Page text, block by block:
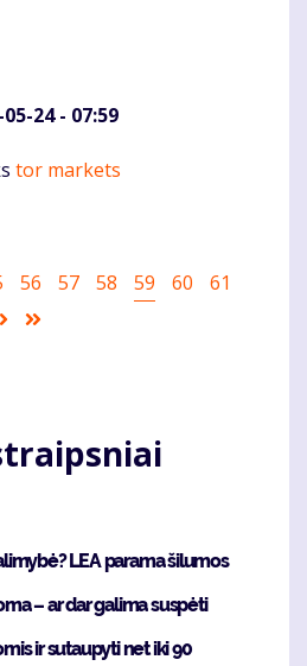
24 - 07:59
tor markets
Puslapis
56 Puslapis
57 Puslapis
58
Current
59 Puslapis
60 Puslapis
61
Sekantis
LEA parama šilumos
– ar dar galima suspėti
ir sutaupyti net iki 90